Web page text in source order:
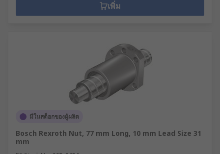
เพิ่ม
มีในสต็อกของผู้ผลิต
Bosch Rexroth Nut, 77 mm Long, 10 mm Lead Size 31
mm